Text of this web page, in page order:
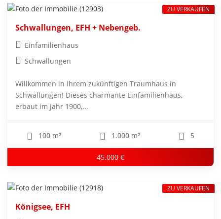
Schwallungen, EFH + Nebengeb.
Einfamilienhaus
Schwallungen
Willkommen in Ihrem zukünftigen Traumhaus in
Schwallungen! Dieses charmante Einfamilienhaus,
erbaut im Jahr 1900,...
100 m² 1.000 m² 5
45.000 €
ZU VERKAUFEN
Königsee, EFH
ZU VERKAUFEN